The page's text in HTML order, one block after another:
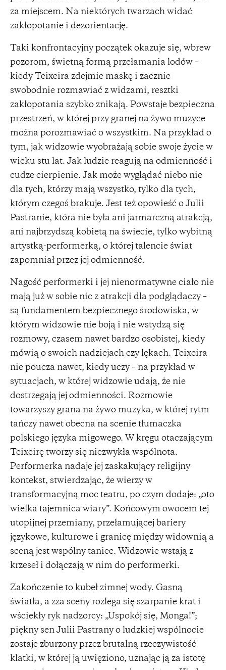
za miejscem. Na niektórych twarzach widać
zakłopotanie i dezorientację.
Taki konfrontacyjny początek okazuje się, wbrew
pozorom, świetną formą przełamania lodów –
kiedy Teixeira zdejmie maskę i zacznie
swobodnie rozmawiać z widzami, resztki
zakłopotania szybko znikają. Powstaje bezpieczna
przestrzeń, w której przy granej na żywo muzyce
można porozmawiać o wszystkim. Na przykład o
tym, jak widzowie wyobrażają sobie swoje życie w
wieku stu lat. Jak ludzie reagują na odmienność i
cudze cierpienie. Jak może wyglądać niebo nie
dla tych, którzy mają wszystko, tylko dla tych,
którym czegoś brakuje. Jest też opowieść o Julii
Pastranie, która nie była ani jarmarczną atrakcją,
ani najbrzydszą kobietą na świecie, tylko wybitną
artystką-performerką, o której talencie świat
zapomniał przez jej odmienność.
Nagość performerki i jej nienormatywne ciało nie
mają już w sobie nic z atrakcji dla podglądaczy –
są fundamentem bezpiecznego środowiska, w
którym widzowie nie boją i nie wstydzą się
rozmowy, czasem nawet bardzo osobistej, kiedy
mówią o swoich nadziejach czy lękach. Teixeira
nie poucza nawet, kiedy uczy – na przykład w
sytuacjach, w której widzowie udają, że nie
dostrzegają jej odmienności. Rozmowie
towarzyszy grana na żywo muzyka, w której rytm
tańczy nawet obecna na scenie tłumaczka
polskiego języka migowego. W kręgu otaczającym
Teixeirę tworzy się niezwykła wspólnota.
Performerka nadaje jej zaskakujący religijny
kontekst, stwierdzając, że wierzy w
transformacyjną moc teatru, po czym dodaje: „oto
wielka tajemnica wiary”. Końcowym owocem tej
utopijnej przemiany, przełamującej bariery
językowe, kulturowe i granicę między widownią a
sceną jest wspólny taniec. Widzowie wstają z
krzeseł i dołączają w nim do performerki.
Zakończenie to kubeł zimnej wody. Gasną
światła, a zza sceny rozlega się szarpanie krat i
wściekły ryk nadzorcy: „Uspokój się, Monga!”;
piękny sen Julii Pastrany o ludzkiej wspólnocie
zostaje zburzony przez brutalną rzeczywistość
klatki, w której ją uwięziono, uznając ją za istotę